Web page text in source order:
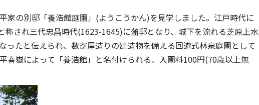
家の別邸「養浩館庭園」(ようこうかん)を見学しました。江戸時代に
称され三代忠昌時代(1623-1645)に藩邸となり、城下を流れる芝原上水
ったと伝えられ、数寄屋造りの建造物を備える回遊式林泉庭園として
春嶽によって「養浩館」と名付けられる。入園料100円(70歳以上無